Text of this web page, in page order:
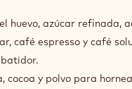
huevo, azúcar refinada,
café espresso y café
cocoa y polvo para